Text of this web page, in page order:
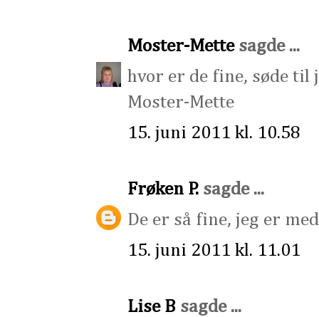
Moster-Mettesagde ...
hvor er de fine, søde til
Moster-Mette
15. juni 2011 kl. 10.58
Frøken P. sagde ...
De er så fine, jeg er
15. juni 2011 kl. 11.01
Lise B sagde ...